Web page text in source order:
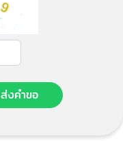
ส่งคำขอ